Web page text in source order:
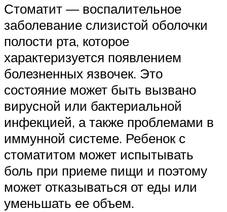
Стоматит — воспалительное
заболевание слизистой оболочки
полости рта, которое
характеризуется появлением
болезненных язвочек. Это
состояние может быть вызвано
вирусной или бактериальной
инфекцией, а также проблемами в
иммунной системе. Ребенок с
стоматитом может испытывать
боль при приеме пищи и поэтому
может отказываться от еды или
уменьшать ее объем.